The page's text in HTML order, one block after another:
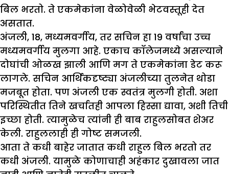
बिल भरतो. ते एकमेकांना वेळोवेळी भेटवस्तूही देत ​​
असतात.
अंजली, 18, मध्यमवर्गीय, तर सचिन हा 19 वर्षांचा उच्च
मध्यमवर्गीय मुलगा आहे. एकाच कॉलेजमध्ये असल्याने
दोघांची ओळख झाली आणि मग ते एकमेकांना डेट करू
लागले. सचिन आर्थिकदृष्ट्या अंजलीच्या तुलनेत थोडा
मजबूत होता. पण अंजली एक स्वतंत्र मुलगी होती. अशा
परिस्थितीत तिने खर्चातही आपला हिस्सा द्यावा, अशी तिची
इच्छा होती. त्यामुळेच त्यांनी ही बाब राहुलसोबत शेअर
केली. राहुललाही ही गोष्ट समजली.
आता ते कधी बाहेर जातात कधी राहुल बिल भरतो तर
कधी अंजली. यामुळे कोणाचाही अहंकार दुखावला जात